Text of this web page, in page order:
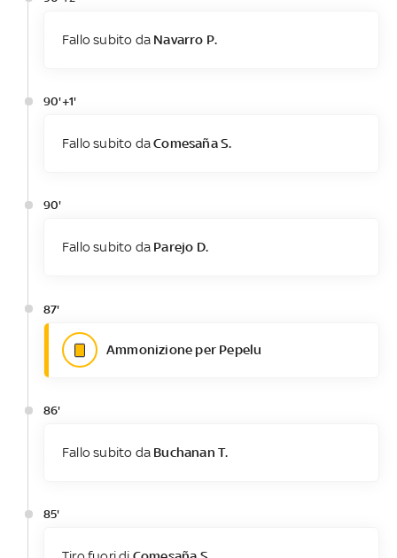
Fallo subito da Navarro P.
90'+1'
Fallo subito daComesaña S.
90'
Fallo subito da Parejo D.
87'
Ammonizione per Pepelu
86'
Fallo subito da Buchanan T.
85'